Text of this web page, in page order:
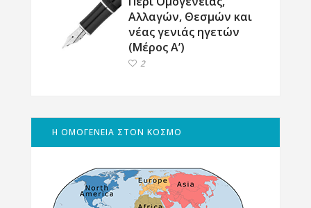
Αλλαγών, Θεσμών και
νέας γενιάς ηγετών
(Μέρος Α’)
2
Η ΟΜΟΓΕΝΕΙΑ ΣΤΟΝ ΚΟΣΜΟ